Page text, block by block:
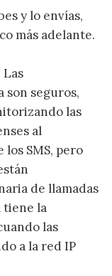
y lo envías,
más adelante.
Las
son seguros,
las
al
SMS, pero
de llamadas
tiene la
las
a la red IP